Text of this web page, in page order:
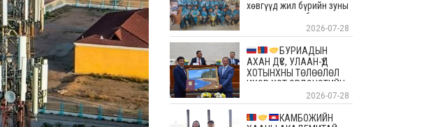
хөвгүүд жил бүрийн зуны
энэ өдрүүдэд болдог
уламжлалт Скандиновын
орнуудын тэмцээндээ
оролцоод ирлээ
2026-07-28
БУРИАДЫН
АХАН ДҮҮС, УЛААН-ҮД
ХОТЫНХНЫ ТӨЛӨӨЛӨЛ
ИХЭР ХОТ ЭРДЭНЭТИЙН
АЛТАН ОЙД БАЯР
ХҮРГЭЛЭЭ
2026-07-28
КАМБОЖИЙН